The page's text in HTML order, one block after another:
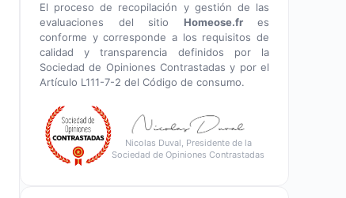
El proceso de recopilación y gestión de las
evaluaciones del sitio Homeose.fres
conforme y corresponde a los requisitos de
calidad y transparencia definidos por la
Sociedad de Opiniones Contrastadas y por el
Artículo L111-7-2 del Código de consumo.
Nicolas Duval, Presidente de la
Sociedad de Opiniones Contrastadas